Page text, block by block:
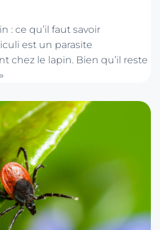
: ce qu’il faut savoir
est un parasite
chez le lapin. Bien qu’il reste